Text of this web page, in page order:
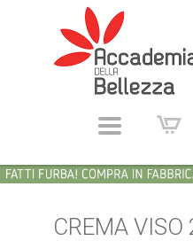
CREMA